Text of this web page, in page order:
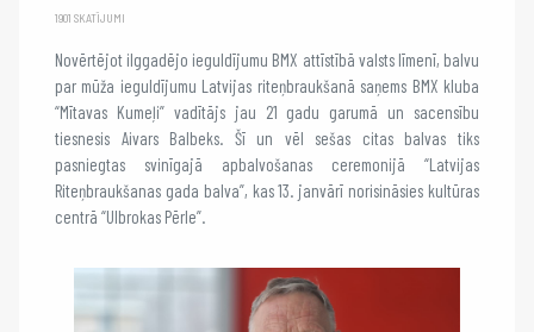
1901 SKATĪJUMI
Novērtējot ilggadējo ieguldījumu BMX attīstībā valsts līmenī, balvu
par mūža ieguldījumu Latvijas riteņbraukšanā saņems BMX kluba
“Mītavas Kumeļi” vadītājs jau 21 gadu garumā un sacensību
tiesnesis Aivars Balbeks. Šī un vēl sešas citas balvas tiks
pasniegtas svinīgajā apbalvošanas ceremonijā “Latvijas
Riteņbraukšanas gada balva”, kas 13. janvārī norisināsies kultūras
centrā “Ulbrokas Pērle”.